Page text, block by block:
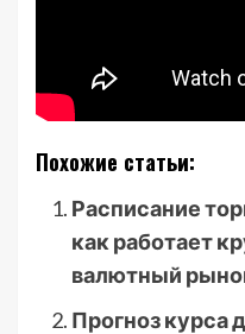
Похожие статьи:
Расписание
как работает
валютный
Прогноз курса